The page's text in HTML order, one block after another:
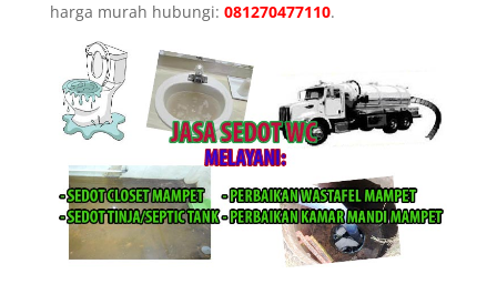
harga murah hubungi: 081270477110.